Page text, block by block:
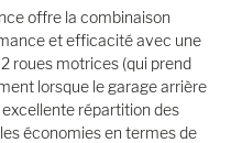
offre la combinaison
et efficacité avec une
roues motrices (qui prend
lorsque le garage arrière
répartition des
économies en termes de